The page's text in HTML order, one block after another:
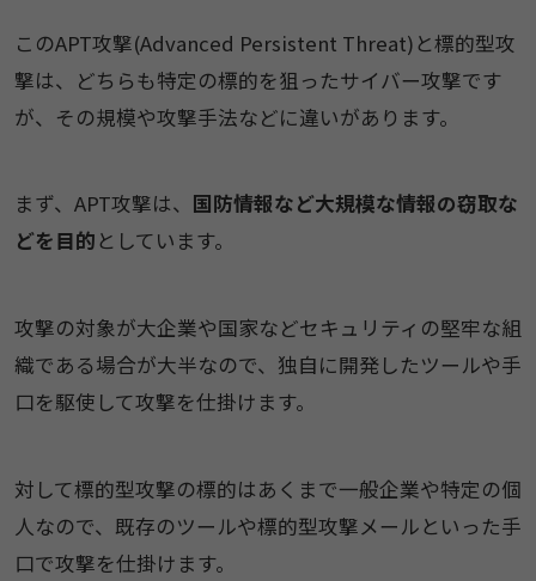
この​APT攻撃(Advanced Persistent Threat)​と標的型攻
撃​は、​どちら​も特定の​標的​を​狙った​サイバー攻撃です
が、その​規模や攻撃手法などに​違いがあります。​
まず、​​APT攻撃​は、 国防情報など大規模な情報の窃取な
どを目的としています。
攻撃の対象が大企業や国家などセキュリティの堅牢な組
織である場合が大半なので、独自に開発したツールや手
口を駆使して攻撃を仕掛けます。
対して​標的型攻撃​の標的はあくまで一般企業や特定の個
人なので、既存のツールや標的型攻撃メールといった手
口で攻撃を仕掛けます。